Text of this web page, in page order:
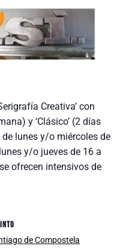
Creativa’ con
y ‘Clásico’ (2 días
lunes y/o miércoles de
y/o jueves de 16 a
ofrecen intensivos de
de Compostela